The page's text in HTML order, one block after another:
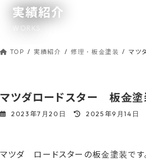
実績紹介
WORKS
TOP 実績紹介 修理・板金塗装 マツ
マツダロードスター 板金塗
2023年7月20日
最
日
2025年9月14日
マツダ ロードスターの板金塗装です